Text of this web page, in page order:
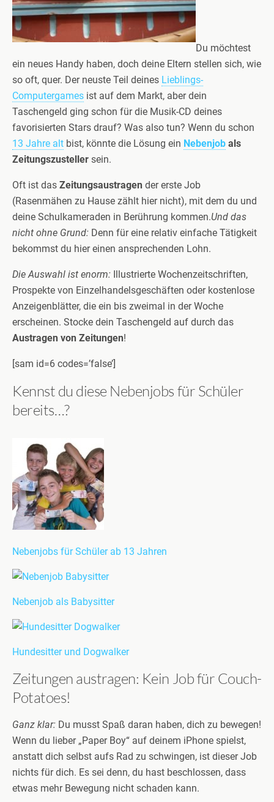
Du möchtest
ein neues Handy haben, doch deine Eltern stellen sich, wie
so oft, quer. Der neuste Teil deines Lieblings-
Computergames ist auf dem Markt, aber dein
Taschengeld ging schon für die Musik-CD deines
favorisierten Stars drauf? Was also tun? Wenn du schon
13 Jahre alt bist, könnte die Lösung ein Nebenjob als
Zeitungszusteller sein.
Oft ist das Zeitungsaustragen der erste Job
(Rasenmähen zu Hause zählt hier nicht), mit dem du und
deine Schulkameraden in Berührung kommen.Und das
nicht ohne Grund: Denn für eine relativ einfache Tätigkeit
bekommst du hier einen ansprechenden Lohn.
Die Auswahl ist enorm: Illustrierte Wochenzeitschriften,
Prospekte von Einzelhandelsgeschäften oder kostenlose
Anzeigenblätter, die ein bis zweimal in der Woche
erscheinen. Stocke dein Taschengeld auf durch das
Austragen von Zeitungen!
[sam id=6 codes=’false’]
Kennst du diese Nebenjobs für Schüler
bereits…?
Nebenjobs für Schüler ab 13 Jahren
Nebenjob als Babysitter
Hundesitter und Dogwalker
Zeitungen austragen: Kein Job für Couch-
Potatoes!
Ganz klar: Du musst Spaß daran haben, dich zu bewegen!
Wenn du lieber „Paper Boy“ auf deinem iPhone spielst,
anstatt dich selbst aufs Rad zu schwingen, ist dieser Job
nichts für dich. Es sei denn, du hast beschlossen, dass
etwas mehr Bewegung nicht schaden kann.